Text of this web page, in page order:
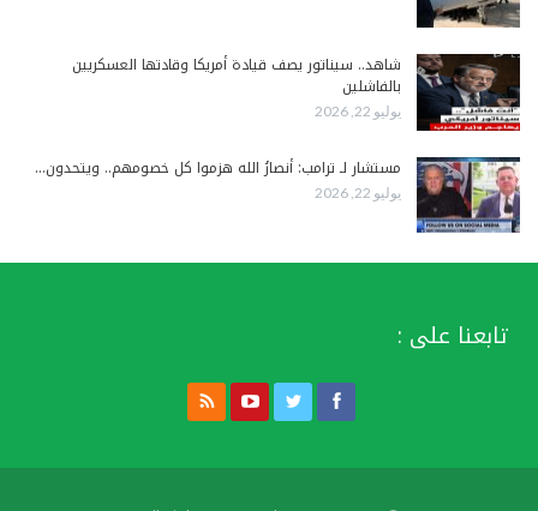
شاهد.. سيناتور يصف قيادة أمريكا وقادتها العسكريين
بالفاشلين
يوليو 22, 2026
مستشار لـ ترامب: أنصارُ الله هزموا كل خصومهم.. ويتحدون…
يوليو 22, 2026
تابعنا على :